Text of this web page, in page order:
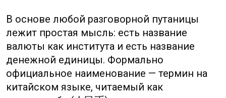
показывает цзяо: 2,5 CNY значит два юаня
пять цзяо.
✦Частые номиналы банкнот: 1, 5,
10, 20, 50, 100 юаней.
Монеты встречаются на 1 юань, 1,
2, 5 цзяо и несколько типов фэнь